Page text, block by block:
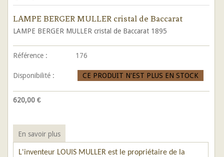
LAMPE BERGER MULLER cristal de Baccarat
LAMPE BERGER MULLER cristal de Baccarat 1895
Référence : 176
Disponibilité : CE PRODUIT N'EST PLUS EN STOCK
620,00 €
En savoir plus
L'inventeur LOUIS MULLER est le propriétaire de la